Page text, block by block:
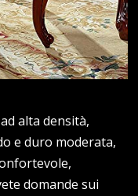
alta densità,
e duro moderata,
domande sui